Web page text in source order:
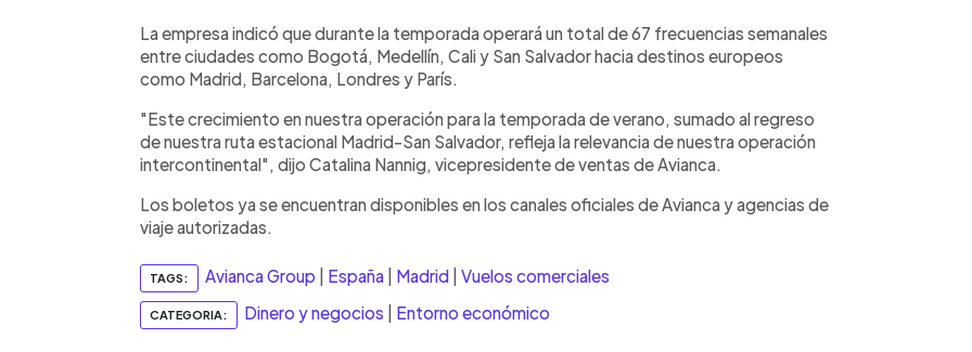
La empresa indicó que durante la temporada operará un total de 67 frecuencias semanales
entre ciudades como Bogotá, Medellín, Cali y San Salvador hacia destinos europeos
como Madrid, Barcelona, Londres y París.
"Este crecimiento en nuestra operación para la temporada de verano, sumado al regreso
de nuestra ruta estacional Madrid-San Salvador, refleja la relevancia de nuestra operación
intercontinental", dijo Catalina Nannig, vicepresidente de ventas de Avianca.
Los boletos ya se encuentran disponibles en los canales oficiales de Avianca y agencias de
viaje autorizadas.
TAGS: Avianca Group España Madrid Vuelos comerciales
CATEGORIA: Dinero y negocios Entorno económico